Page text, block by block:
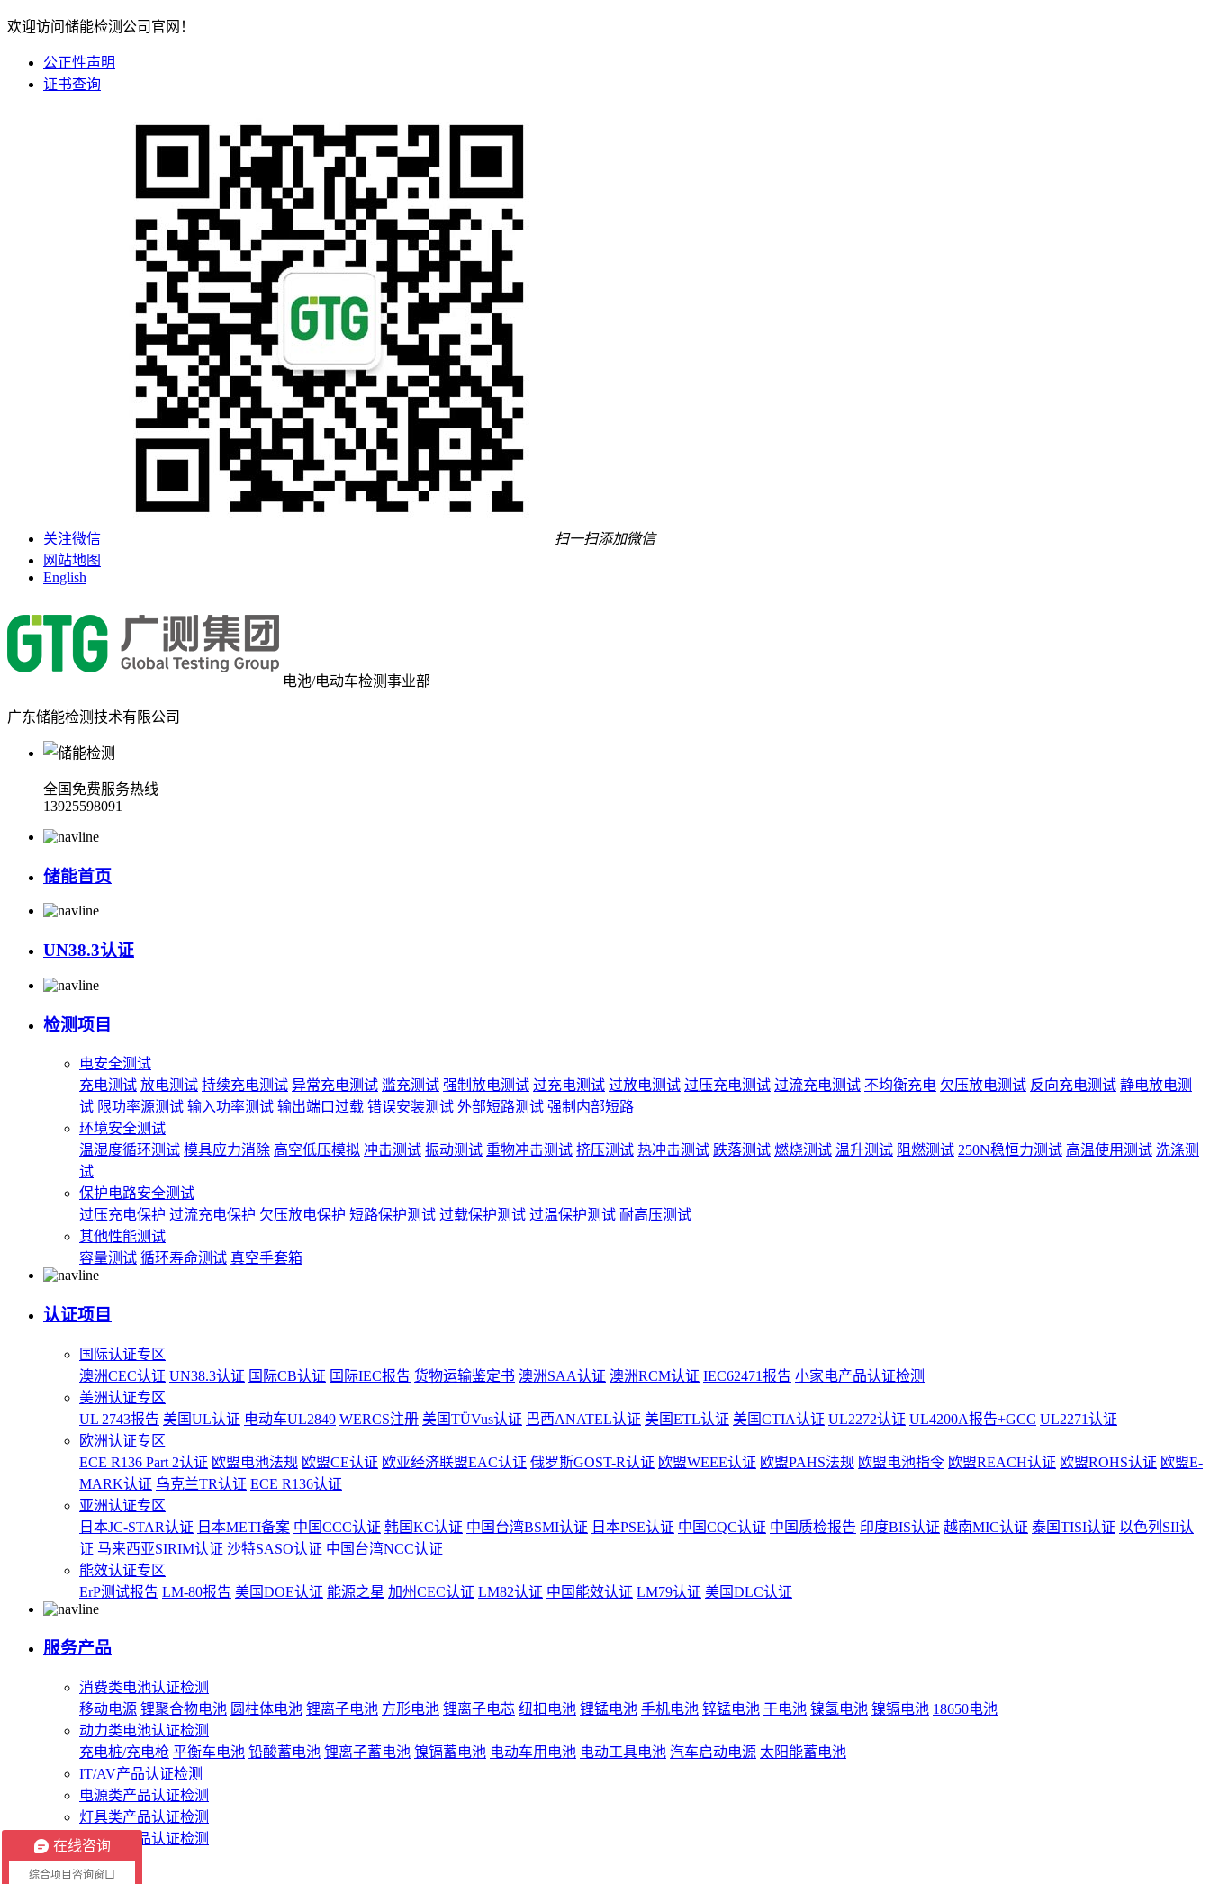
欢迎访问储能检测公司官网！
公正性声明
证书查询
关注微信
扫一扫添加微信
网站地图
English
电池/电动车检测事业部
广东储能检测技术有限公司
全国免费服务热线
13925598091
储能首页
UN38.3认证
检测项目
电安全测试
充电测试 放电测试 持续充电测试 异常充电测试 滥充测试 强制放电测试 过充电测试 过放电测试 过压充电测试 过流充电测试 不均衡充电 欠压放电测试 反向充电测试 静电放电测
试 限功率源测试 输入功率测试 输出端口过载 错误安装测试 外部短路测试 强制内部短路
环境安全测试
温湿度循环测试 模具应力消除 高空低压模拟 冲击测试 振动测试 重物冲击测试 挤压测试 热冲击测试 跌落测试 燃烧测试 温升测试 阻燃测试 250N稳恒力测试 高温使用测试 洗涤测
试
保护电路安全测试
过压充电保护 过流充电保护 欠压放电保护 短路保护测试 过载保护测试 过温保护测试 耐高压测试
其他性能测试
容量测试 循环寿命测试 真空手套箱
认证项目
国际认证专区
澳洲CEC认证 UN38.3认证 国际CB认证 国际IEC报告 货物运输鉴定书 澳洲SAA认证 澳洲RCM认证 IEC62471报告 小家电产品认证检测
美洲认证专区
UL 2743报告 美国UL认证 电动车UL2849 WERCS注册 美国TÜVus认证 巴西ANATEL认证 美国ETL认证 美国CTIA认证 UL2272认证 UL4200A报告+GCC UL2271认证
欧洲认证专区
ECE R136 Part 2认证 欧盟电池法规 欧盟CE认证 欧亚经济联盟EAC认证 俄罗斯GOST-R认证 欧盟WEEE认证 欧盟PAHS法规 欧盟电池指令 欧盟REACH认证 欧盟ROHS认证 欧盟E-
MARK认证 乌克兰TR认证 ECE R136认证
亚洲认证专区
日本JC-STAR认证 日本METI备案 中国CCC认证 韩国KC认证 中国台湾BSMI认证 日本PSE认证 中国CQC认证 中国质检报告 印度BIS认证 越南MIC认证 泰国TISI认证 以色列SII认
证 马来西亚SIRIM认证 沙特SASO认证 中国台湾NCC认证
能效认证专区
ErP测试报告 LM-80报告 美国DOE认证 能源之星 加州CEC认证 LM82认证 中国能效认证 LM79认证 美国DLC认证
服务产品
消费类电池认证检测
移动电源 锂聚合物电池 圆柱体电池 锂离子电池 方形电池 锂离子电芯 纽扣电池 锂锰电池 手机电池 锌锰电池 干电池 镍氢电池 镍镉电池 18650电池
动力类电池认证检测
充电桩/充电枪 平衡车电池 铅酸蓄电池 锂离子蓄电池 镍镉蓄电池 电动车用电池 电动工具电池 汽车启动电源 太阳能蓄电池
IT/AV产品认证检测
电源类产品认证检测
灯具类产品认证检测
无线类产品认证检测
在线咨询
综合项目咨询窗口